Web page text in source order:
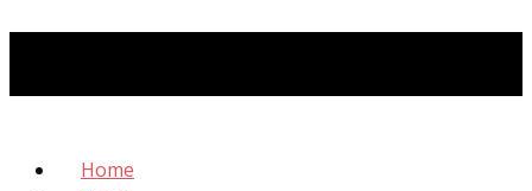
Home